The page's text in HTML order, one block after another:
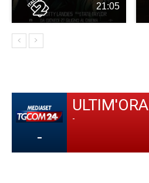
21:05
-
ULTIM'ORA
-